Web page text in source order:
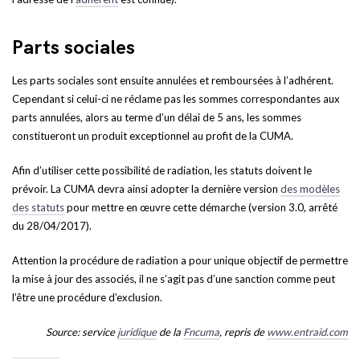
Parts sociales
Les parts sociales sont ensuite annulées et remboursées à l’adhérent.
Cependant si celui-ci ne réclame pas les sommes correspondantes aux
parts annulées, alors au terme d’un délai de 5 ans, les sommes
constitueront un produit exceptionnel au profit de la CUMA.
Afin d’utiliser cette possibilité de radiation, les statuts doivent le
prévoir. La CUMA devra ainsi adopter la dernière version des modèles
des statutspour mettre en œuvre cette démarche (version 3.0, arrêté
du 28/04/2017).
Attention la procédure de radiation a pour unique objectif de permettre
la mise à jour des associés, il ne s’agit pas d’une sanction comme peut
l’être une procédure d’exclusion.
Source: servicejuridiquede la Fncuma, repris dewww.entraid.com